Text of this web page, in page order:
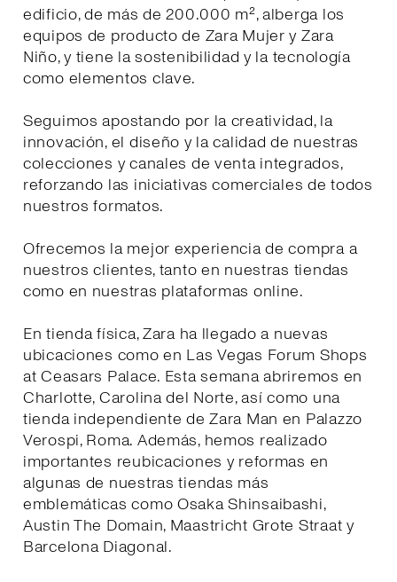
edificio, de más de 200.000 m², alberga los
equipos de producto de Zara Mujer y Zara
Niño, y tiene la sostenibilidad y la tecnología
como elementos clave.
Seguimos apostando por la creatividad, la
innovación, el diseño y la calidad de nuestras
colecciones y canales de venta integrados,
reforzando las iniciativas comerciales de todos
nuestros formatos.
Ofrecemos la mejor experiencia de compra a
nuestros clientes, tanto en nuestras tiendas
como en nuestras plataformas online.
En tienda física, Zara ha llegado a nuevas
ubicaciones como en Las Vegas Forum Shops
at Ceasars Palace. Esta semana abriremos en
Charlotte, Carolina del Norte, así como una
tienda independiente de Zara Man en Palazzo
Verospi, Roma. Además, hemos realizado
importantes reubicaciones y reformas en
algunas de nuestras tiendas más
emblemáticas como Osaka Shinsaibashi,
Austin The Domain, Maastricht Grote Straat y
Barcelona Diagonal.